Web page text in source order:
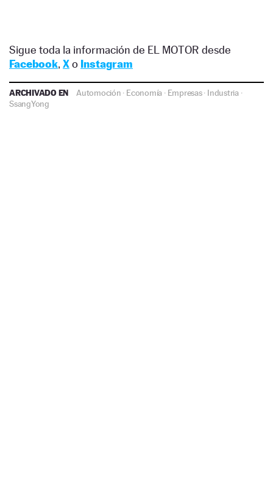
Sigue toda la información de EL MOTOR desde
Facebook, Xo Instagram
ARCHIVADO EN Automoción · Economía · Empresas· Industria·
SsangYong